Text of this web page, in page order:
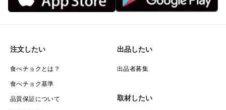
注文したい
食べチョクとは？
食べチョク基準
品質保証について
出品したい
出品者募集
取材したい